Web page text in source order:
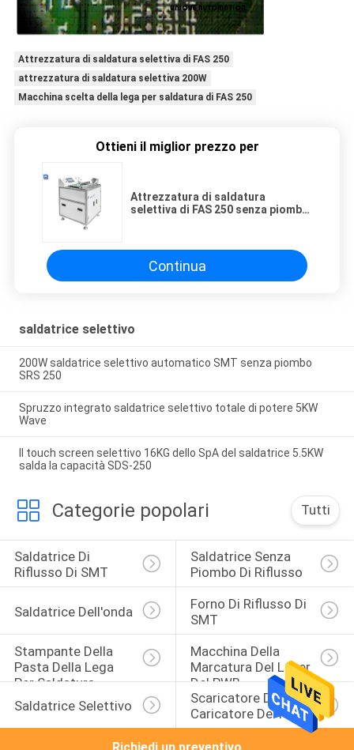
Attrezzatura di saldatura selettiva di FAS 250
attrezzatura di saldatura selettiva 200W
Macchina scelta della lega per saldatura di FAS 250
Ottieni il miglior prezzo per
Attrezzatura di saldatura
selettiva di FAS 250 senza piombo
Continua
saldatrice selettivo
200W saldatrice selettivo automatico SMT senza piombo
SRS 250
Spruzzo integrato saldatrice selettivo totale di potere 5KW
Wave
Il touch screen selettivo 16KG dello SpA del saldatrice 5.5KW
salda la capacità SDS-250
Categorie popolari Tutti
Saldatrice Di
Riflusso Di SMT
Saldatrice Senza
Piombo Di Riflusso
Saldatrice Dell'onda
Forno Di Riflusso Di
SMT
Stampante Della
Pasta Della Lega
Per Saldatura
Macchina Della
Marcatura Del Laser
Del PWB
Saldatrice Selettivo
Scaricatore Del
Caricatore Del PWB